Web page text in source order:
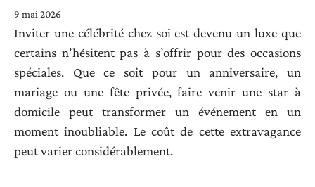
9 mai 2026
Inviter une célébrité chez soi est devenu un luxe que
certains n’hésitent pas à s’offrir pour des occasions
spéciales. Que ce soit pour un anniversaire, un
mariage ou une fête privée, faire venir une star à
domicile peut transformer un événement en un
moment inoubliable. Le coût de cette extravagance
peut varier considérablement.